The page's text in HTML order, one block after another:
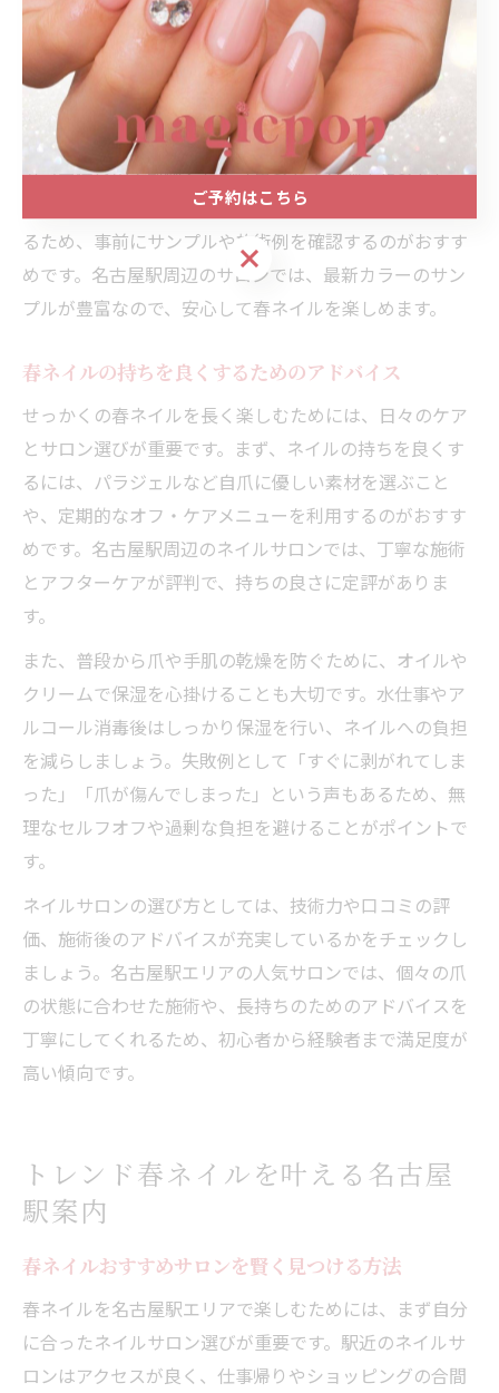
を使ったアートネイルも人気です。カラー選びに迷った
時は、ネイリストに相談することで自分の肌色や雰囲気
に合った提案をもらえるため、仕上がりに満足しやすく
なります。
カラー選びの失敗例として「思ったより派手だった」
「実際の仕上がりがイメージと異なった」という声もあ
るため、事前にサンプルや施術例を確認するのがおすす
めです。名古屋駅周辺のサロンでは、最新カラーのサン
プルが豊富なので、安心して春ネイルを楽しめます。
春ネイルの持ちを良くするためのアドバイス
せっかくの春ネイルを長く楽しむためには、日々のケア
とサロン選びが重要です。まず、ネイルの持ちを良くす
るには、パラジェルなど自爪に優しい素材を選ぶこと
や、定期的なオフ・ケアメニューを利用するのがおすす
めです。名古屋駅周辺のネイルサロンでは、丁寧な施術
とアフターケアが評判で、持ちの良さに定評がありま
す。
また、普段から爪や手肌の乾燥を防ぐために、オイルや
クリームで保湿を心掛けることも大切です。水仕事やア
ルコール消毒後はしっかり保湿を行い、ネイルへの負担
を減らしましょう。失敗例として「すぐに剥がれてしま
った」「爪が傷んでしまった」という声もあるため、無
理なセルフオフや過剰な負担を避けることがポイントで
す。
ネイルサロンの選び方としては、技術力や口コミの評
価、施術後のアドバイスが充実しているかをチェックし
ましょう。名古屋駅エリアの人気サロンでは、個々の爪
の状態に合わせた施術や、長持ちのためのアドバイスを
丁寧にしてくれるため、初心者から経験者まで満足度が
高い傾向です。
トレンド春ネイルを叶える名古屋
駅案内
春ネイルおすすめサロンを賢く見つける方法
春ネイルを名古屋駅エリアで楽しむためには、まず自分
に合ったネイルサロン選びが重要です。駅近のネイルサ
ロンはアクセスが良く、仕事帰りやショッピングの合間
ご予約はこちら
ご予約はこちら